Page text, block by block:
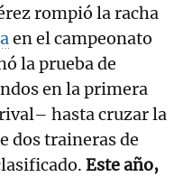
rompió la racha
en el campeonato
la prueba de
en la primera
hasta cruzar la
dos traineras de
Este año,